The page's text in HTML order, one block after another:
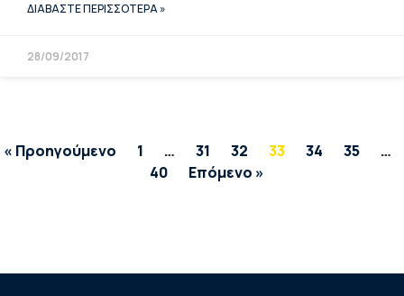
ΔΙΑΒΑΣΤΕ ΠΕΡΙΣΣΟΤΕΡΑ »
28/09/2017
« Προηγούμενο 1 … 31 32 33 34 35
…
40
Επόμενο »